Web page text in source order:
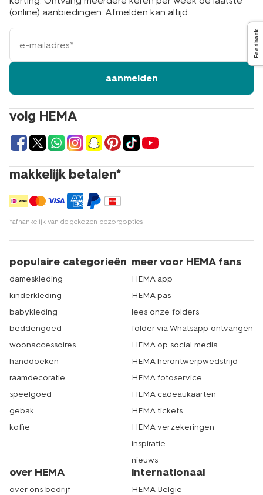
volg HEMA
makkelijk betalen*
*afhankelijk van de gekozen bezorgopties
(online) aanbiedingen. Afmelden kan altijd.
e-
mailadres
aanmelden
populaire categorieën
dameskleding
kinderkleding
babykleding
beddengoed
woonaccessoires
handdoeken
raamdecoratie
speelgoed
gebak
koffie
meer voor HEMA fans
HEMA app
HEMA pas
lees onze folders
folder via Whatsapp ontvangen
HEMA op social media
HEMA herontwerpwedstrijd
HEMA fotoservice
HEMA cadeaukaarten
HEMA tickets
HEMA verzekeringen
inspiratie
nieuws
over HEMA
over ons bedrijf
internationaal
HEMA België
Feedback